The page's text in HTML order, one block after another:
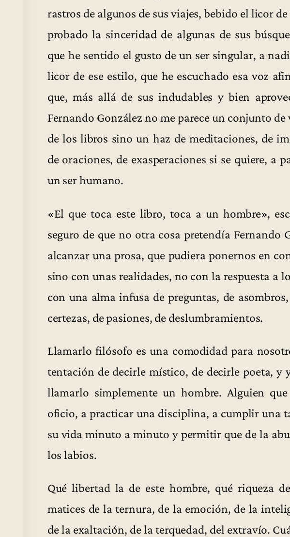
rastros de algunos de sus viajes, bebido el licor
probado la sinceridad de algunas de sus
que he sentido el gusto de un ser singular, a
licor de ese estilo, que he escuchado esa voz
que, más allá de sus indudables y bien
Fernando González no me parece un conjunto
de los libros sino un haz de meditaciones, de
de oraciones, de exasperaciones si se quiere, a
un ser humano.
«El que toca este libro, toca a un hombre»,
seguro de que no otra cosa pretendía Fernando
alcanzar una prosa, que pudiera ponernos en
sino con unas realidades, no con la respuesta a
con una alma infusa de preguntas, de
certezas, de pasiones, de deslumbramientos.
Llamarlo filósofo es una comodidad para
tentación de decirle místico, de decirle poeta, y
llamarlo simplemente un hombre. Alguien
oficio, a practicar una disciplina, a cumplir una
su vida minuto a minuto y permitir que de la
los labios.
Qué libertad la de este hombre, qué riqueza
matices de la ternura, de la emoción, de la
de la exaltación, de la terquedad, del extravío.